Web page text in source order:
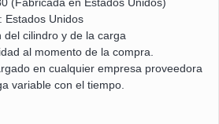
(Fabricada en Estados Unidos)
Estados Unidos
del cilindro y de la carga
al momento de la compra.
en cualquier empresa proveedora
variable con el tiempo.